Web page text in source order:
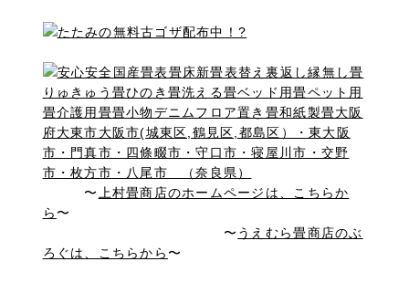
〜
上村畳商店のホームページは、こちらか
ら 〜
〜 うえむら畳商店のぶ
ろぐは、こちらから 〜